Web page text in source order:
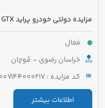
مزایده دولتی خودرو پراید GTX مدل 1383 رنگ سفید
فعال
خراسان رضوی - قوچان
کد مزایده : 5221007144000217
اطلاعات بیشتر